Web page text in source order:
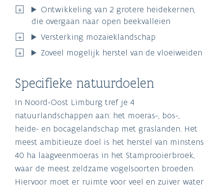
Ontwikkeling van 2 grotere heidekernen,
die overgaan naar open beekvalleien
Versterking mozaïeklandschap
Zoveel mogelijk herstel van de vloeiweiden
Specifieke natuurdoelen
In Noord-Oost Limburg tref je 4
natuurlandschappen aan: het moeras-, bos-,
heide- en bocagelandschap met graslanden. Het
meest ambitieuze doel is het herstel van minstens
40 ha laagveenmoeras in het Stamprooierbroek,
waar de meest zeldzame vogelsoorten broeden.
Hiervoor moet er ruimte voor veel en zuiver water